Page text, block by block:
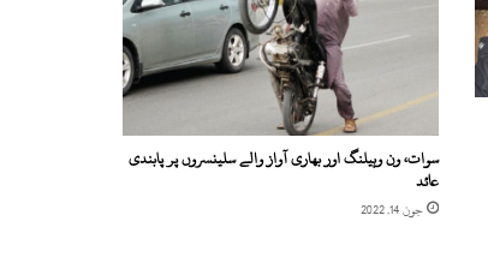
سوات، ون وہیلنگ اور بھاری آواز والے سلینسروں پر پابندی
عائد
جون 14, 2022